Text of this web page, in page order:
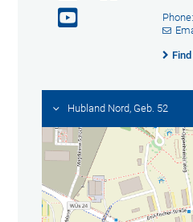
Hubland Nord, Geb. 52